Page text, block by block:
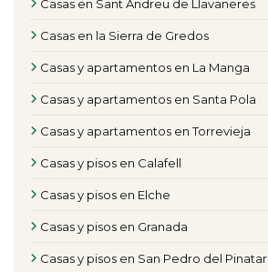
Casas en Sant Andreu de Llavaneres
Casas en la Sierra de Gredos
Casas y apartamentos en La Manga
Casas y apartamentos en Santa Pola
Casas y apartamentos en Torrevieja
Casas y pisos en Calafell
Casas y pisos en Elche
Casas y pisos en Granada
Casas y pisos en San Pedro del Pinatar